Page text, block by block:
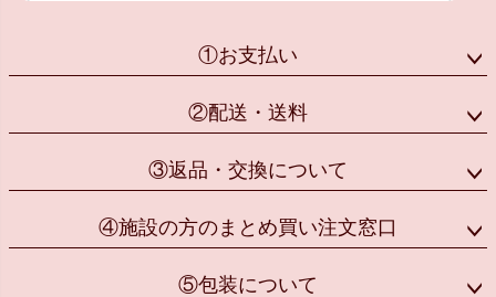
①お支払い
②配送・送料
③返品・交換について
④施設の方のまとめ買い注文窓口
⑤包装について